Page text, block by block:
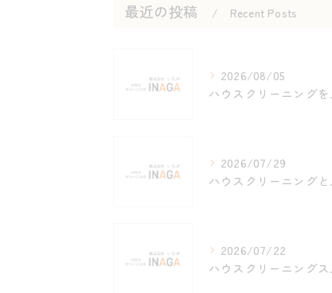
最近の投稿 Recent Posts
2026/08/05
ハウスク
2026/07/29
ハウスクリ
2026/07/22
ハウスク